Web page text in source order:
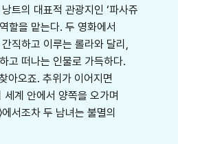
트의 대표적 관광지인 ‘파사쥬
할을 맡는다. 두 영화에서
직하고 이루는 롤라와 달리,
고 떠나는 인물로 가득하다.
아오죠. 추위가 이어지면
계 안에서 양쪽을 오가며
서조차 두 남녀는 불멸의